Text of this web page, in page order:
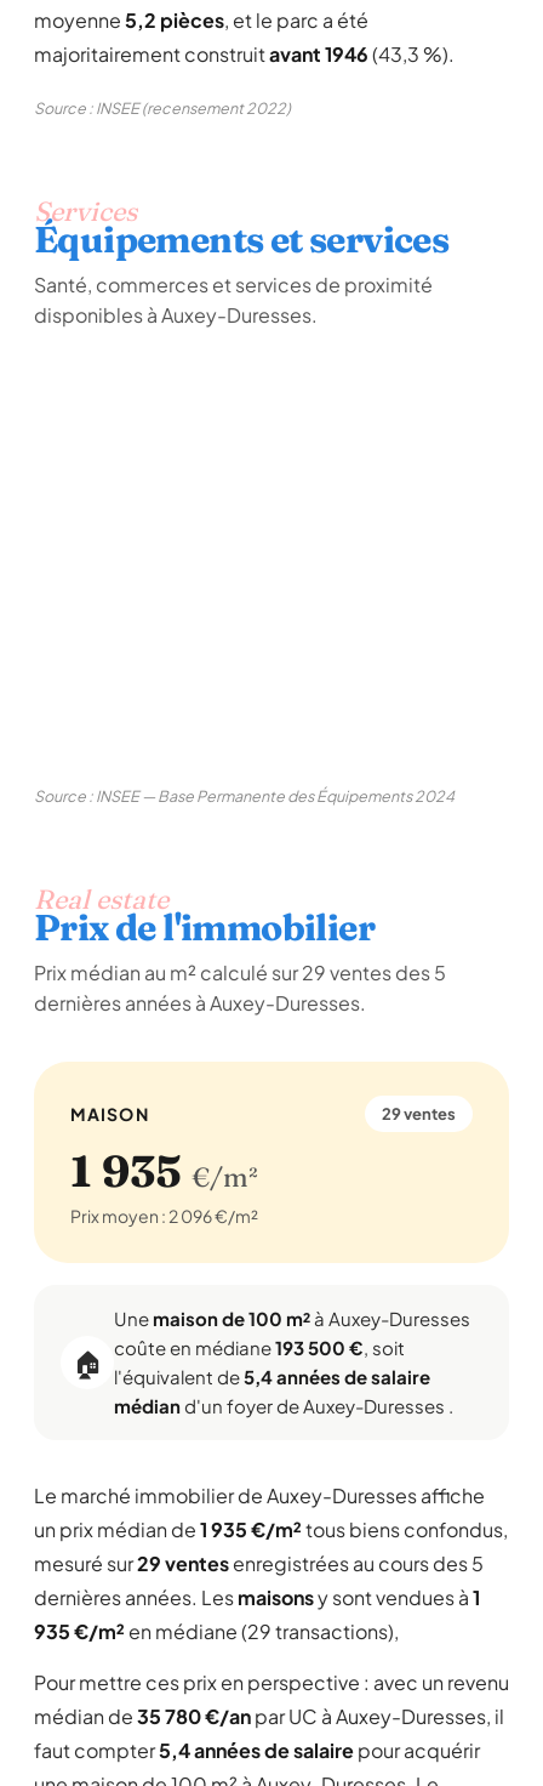
moyenne5,2 pièces, et le parc a été
majoritairement construitavant 1946(43,3 %).
Source : INSEE (recensement 2022)
Services
Équipements et services
Santé, commerces et services de proximité
disponibles à Auxey-Duresses.
Source : INSEE — Base Permanente des Équipements 2024
Real estate
Prix de l'immobilier
Prix médian au m² calculé sur 29 ventes des 5
dernières années à Auxey-Duresses.
MAISON 29 ventes
1 935 €/m²
Prix moyen : 2 096 €/m²
🏠
Une maison de 100 m² à Auxey-Duresses
coûte en médiane193 500 €, soit
l'équivalent de5,4 années de salaire
médiand'un foyer de Auxey-Duresses .
Le marché immobilier de Auxey-Duresses affiche
un prix médian de1 935 €/m²tous biens confondus,
mesuré sur29 ventesenregistrées au cours des 5
dernières années. Lesmaisonsy sont vendues à1
935 €/m² en médiane (29 transactions),
Pour mettre ces prix en perspective : avec un revenu
médian de35 780 €/anpar UC à Auxey-Duresses, il
faut compter5,4 années de salairepour acquérir